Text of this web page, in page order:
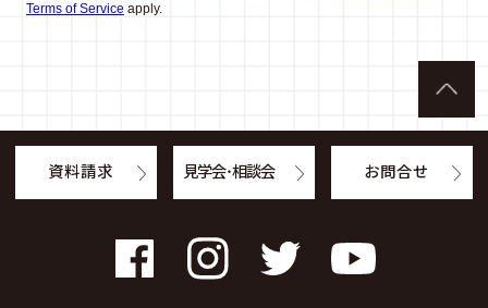
Terms of Service apply.
FacebookInstagramTwitter YouTube
資料請求 見学会・相談会 お問合せ